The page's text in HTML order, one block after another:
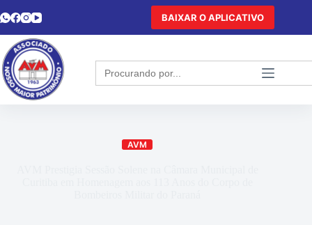
BAIXAR O APLICATIVO
Search
for:
AVM